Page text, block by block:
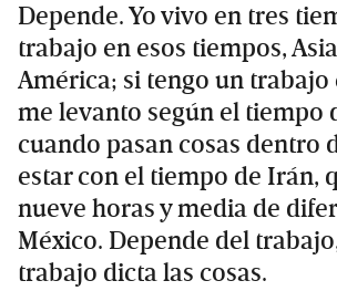
Depende. Yo vivo en tres
trabajo en esos tiempos,
América; si tengo un trabajo
me levanto según el tiempo
cuando pasan cosas dentro
estar con el tiempo de Irán,
nueve horas y media de
México. Depende del
trabajo dicta las cosas.